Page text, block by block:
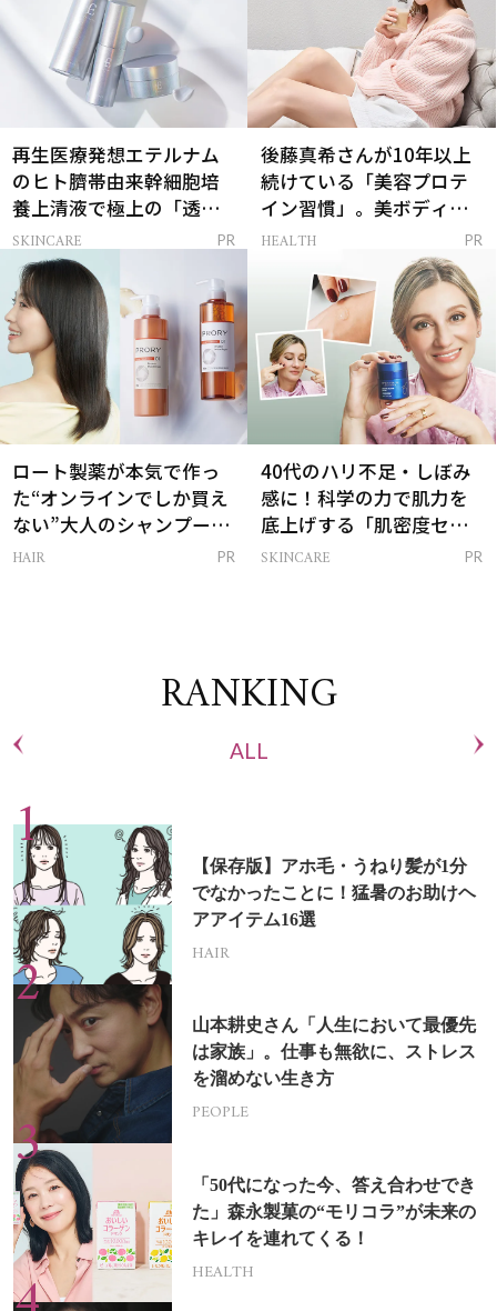
再生医療発想エテルナム
のヒト臍帯由来幹細胞培
養上清液で極上の「透明
感ハリ肌」へ
SKINCARE PR
後藤真希さんが10年以上
続けている「美容プロテ
イン習慣」。美ボディを
支える朝ルーティンと
HEALTH PR
ロート製薬が本気で作っ
た“オンラインでしか買え
ない”大人のシャンプー＆
トリートメントって？
HAIR PR
40代のハリ不足・しぼみ
感に！科学の力で肌力を
底上げする「肌密度セラ
ム」
SKINCARE PR
RANKING
ALL
【保存版】アホ毛・うねり髪が1分
でなかったことに！猛暑のお助けヘ
アアイテム16選
HAIR
山本耕史さん「人生において最優先
は家族」。仕事も無欲に、ストレス
を溜めない生き方
PEOPLE
「50代になった今、答え合わせでき
た」森永製菓の“モリコラ”が未来の
キレイを連れてくる！
HEALTH